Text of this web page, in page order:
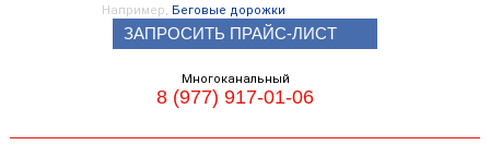
Например, Беговые дорожки
ЗАПРОСИТЬ ПРАЙС-ЛИСТ
Многоканальный
8 (977) 917-01-06